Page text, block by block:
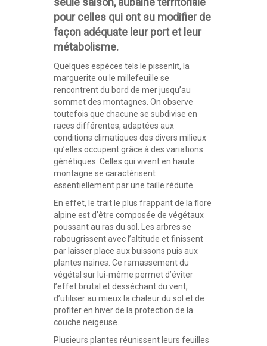
pour celles qui ont su modifier de
façon adéquate leur port et leur
métabolisme.
Quelques espèces tels le pissenlit, la
marguerite ou le millefeuille se
rencontrent du bord de mer jusqu’au
sommet des montagnes. On observe
toutefois que chacune se subdivise en
races différentes, adaptées aux
conditions climatiques des divers milieux
qu’elles occupent grâce à des variations
génétiques. Celles qui vivent en haute
montagne se caractérisent
essentiellement par une taille réduite.
En effet, le trait le plus frappant de la flore
alpine est d’être composée de végétaux
poussant au ras du sol. Les arbres se
rabougrissent avec l’altitude et finissent
par laisser place aux buissons puis aux
plantes naines. Ce ramassement du
végétal sur lui-même permet d’éviter
l’effet brutal et desséchant du vent,
d’utiliser au mieux la chaleur du sol et de
profiter en hiver de la protection de la
couche neigeuse.
Plusieurs plantes réunissent leurs feuilles